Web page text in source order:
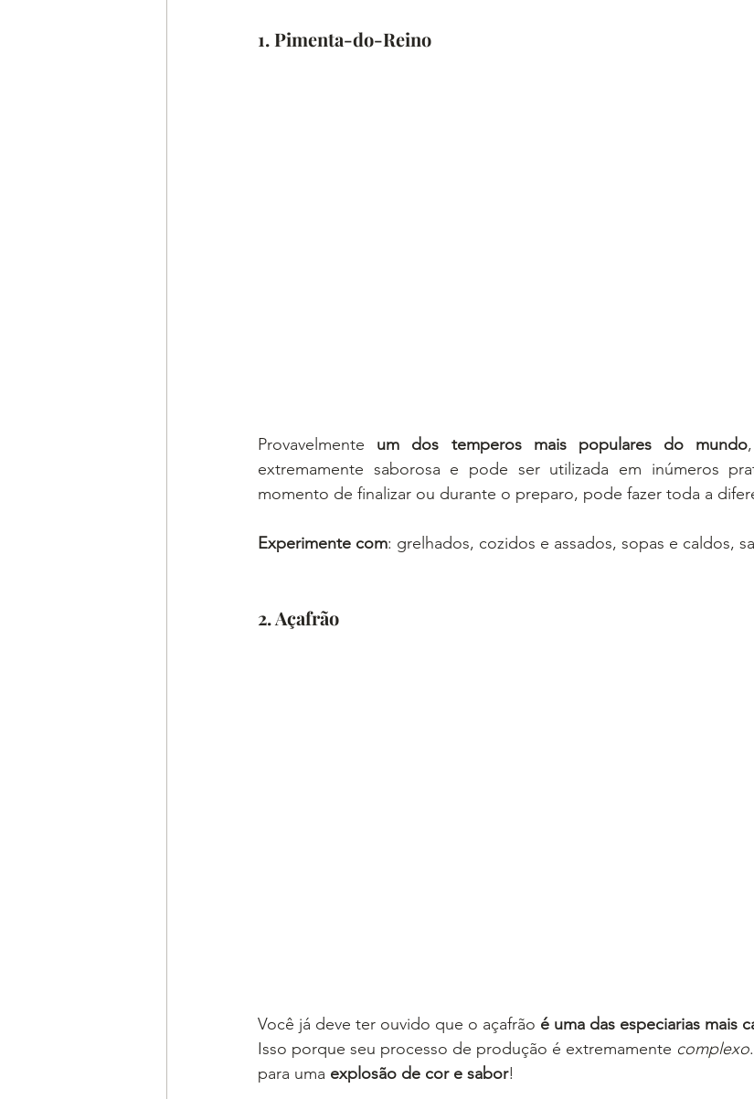
1. Pimenta-do-Reino
Provavelmente um dos temperos mais populares do mundo
extremamente saborosa e pode ser utilizada em inúmeros
momento de finalizar ou durante o preparo, pode fazer toda a
Experimente com: grelhados, cozidos e assados, sopas e caldos,
2. Açafrão
Você já deve ter ouvido que o açafrão é uma das especiarias mais
Isso porque seu processo de produção é extremamente complexo
para uma explosão de cor e sabor!